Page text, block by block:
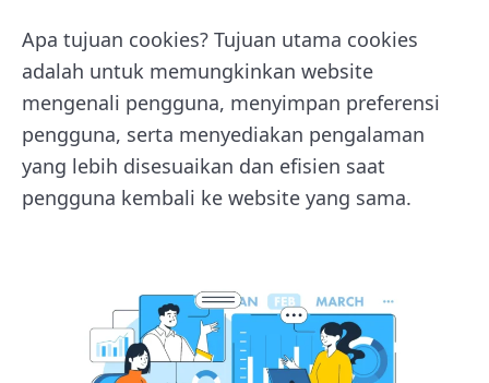
Apa tujuan cookies? Tujuan utama cookies
adalah untuk memungkinkan website
mengenali pengguna, menyimpan preferensi
pengguna, serta menyediakan pengalaman
yang lebih disesuaikan dan efisien saat
pengguna kembali ke website yang sama.